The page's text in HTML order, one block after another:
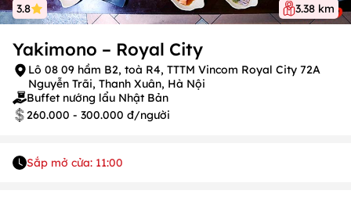
3.8 3.38 km
Yakimono – Royal City
Lô 08 09 hầm B2, toà R4, TTTM Vincom Royal City 72A
Nguyễn Trãi, Thanh Xuân, Hà Nội
Buffet nướng lẩu Nhật Bản
260.000 - 300.000 đ/người
Sắp mở cửa: 11:00